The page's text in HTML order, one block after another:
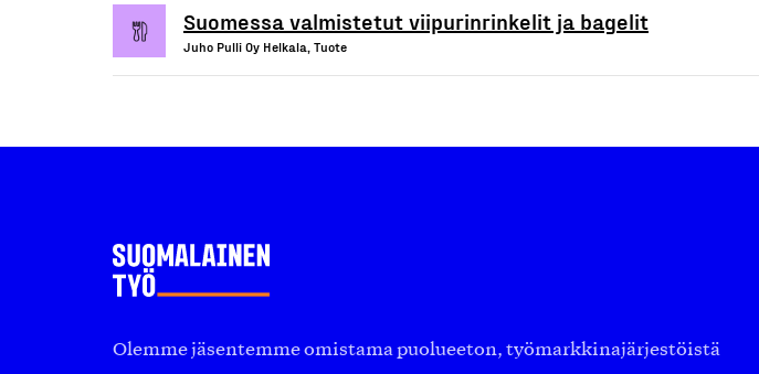
Suomessa valmistetut viipurinrinkelit ja bagelit
Juho Pulli Oy Helkala, Tuote
Olemme jäsentemme omistama puolueeton, työmarkkinajärjestöistä